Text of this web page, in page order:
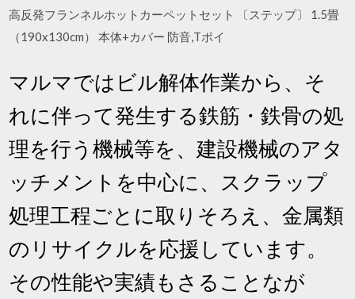
高反発フランネルホットカーペットセット 〔ステップ〕 1.5畳
（190x130cm） 本体+カバー 防音,Tポイ
マルマではビル解体作業から、そ
れに伴って発生する鉄筋・鉄骨の処
理を行う機械等を、建設機械のアタ
ッチメントを中心に、スクラップ
処理工程ごとに取りそろえ、金属類
のリサイクルを応援しています。
その性能や実績もさることなが